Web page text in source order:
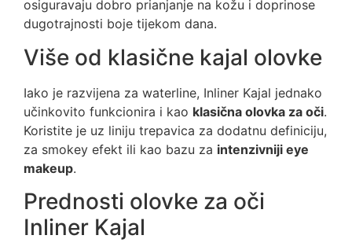
osiguravaju dobro prianjanje na kožu i doprinose
dugotrajnosti boje tijekom dana.
Više od klasične kajal olovke
Iako je razvijena za waterline, Inliner Kajal jednako
učinkovito funkcionira i kao klasična olovka za oči.
Koristite je uz liniju trepavica za dodatnu definiciju,
za smokey efekt ili kao bazu za intenzivniji eye
makeup.
Prednosti olovke za oči
Inliner Kajal